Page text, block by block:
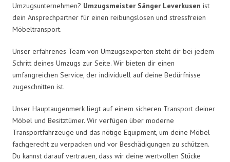
Umzugsunternehmen? Umzugsmeister Sänger Leverkusen ist
dein Ansprechpartner für einen reibungslosen und stressfreien
Möbeltransport.
Unser erfahrenes Team von Umzugsexperten steht dir bei jedem
Schritt deines Umzugs zur Seite. Wir bieten dir einen
umfangreichen Service, der individuell auf deine Bedürfnisse
zugeschnitten ist.
Unser Hauptaugenmerk liegt auf einem sicheren Transport deiner
Möbel und Besitztümer. Wir verfügen über moderne
Transportfahrzeuge und das nötige Equipment, um deine Möbel
fachgerecht zu verpacken und vor Beschädigungen zu schützen.
Du kannst darauf vertrauen, dass wir deine wertvollen Stücke